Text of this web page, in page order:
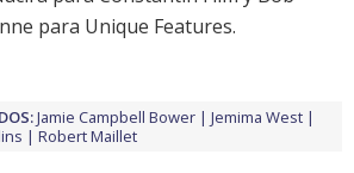
para Unique Features.
Jamie Campbell Bower
Jemima West
Robert Maillet